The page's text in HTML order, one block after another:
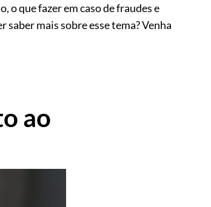
o que fazer em caso de fraudes e
mais sobre esse tema? Venha
ao